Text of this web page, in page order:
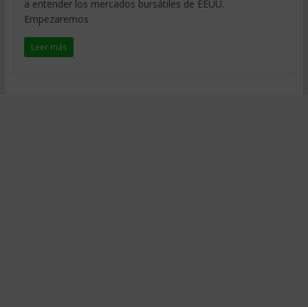
a entender los mercados bursátiles de EEUU.
Empezaremos
Leer más